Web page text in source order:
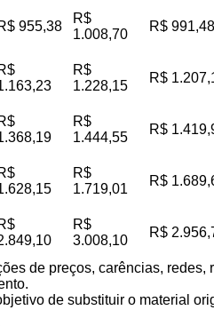
955,38
R$
1.008,70
R$ 991,48
R$
1.228,15
R$
R$
1.444,55
R$
R$
1.719,01
R$
R$
3.008,10
R$
de preços, carências,
de substituir o material